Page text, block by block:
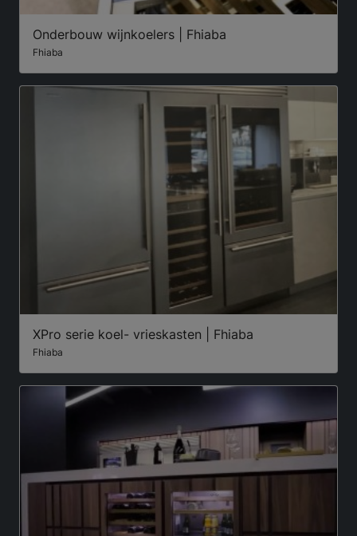
Onderbouw wijnkoelers | Fhiaba
Fhiaba
XPro serie koel- vrieskasten | Fhiaba
Fhiaba